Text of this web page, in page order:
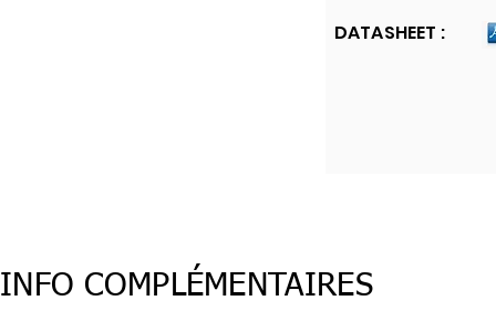
DATASHEET :
INFO COMPLÉMENTAIRES